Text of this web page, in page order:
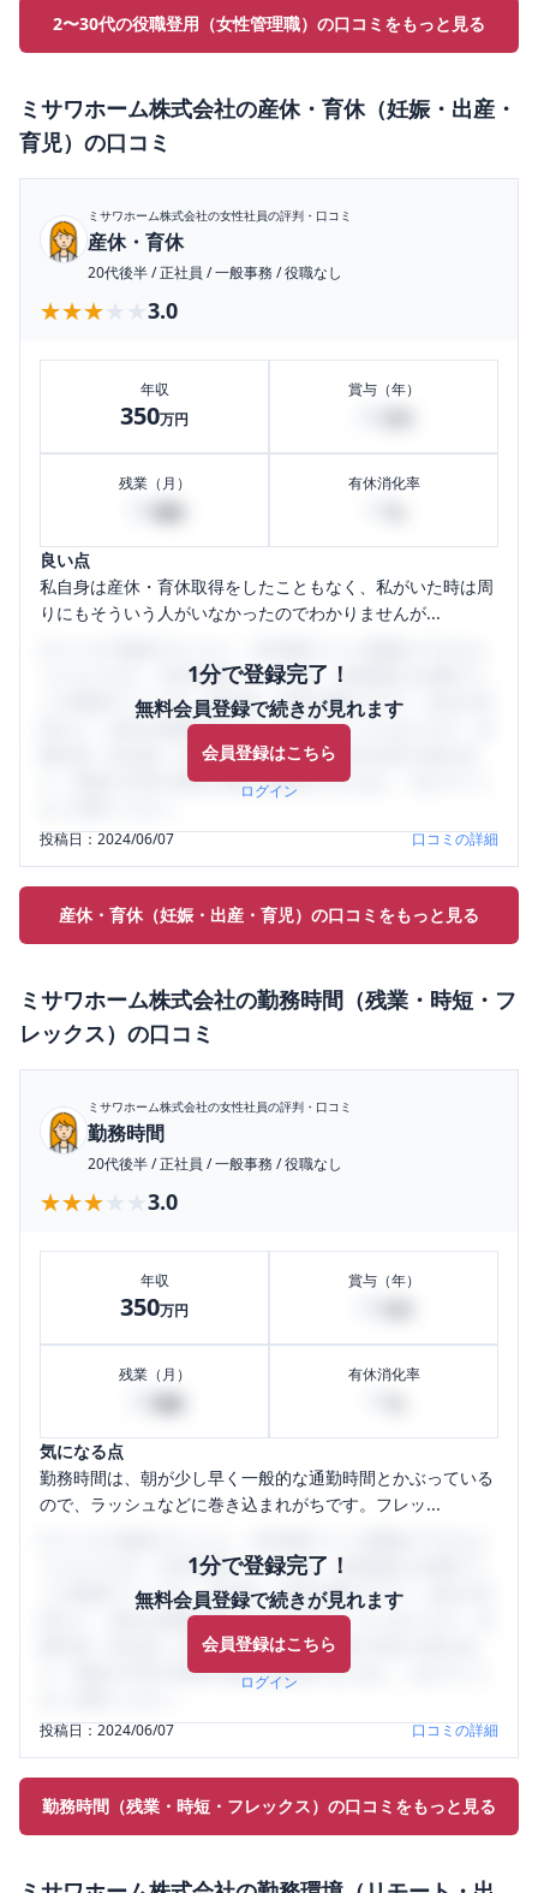
2〜30代の役職登用（女性管理職）の口コミをもっと見る
ミサワホーム株式会社の産休・育休（妊娠・出産・
育児） の口コミ
ミサワホーム株式会社の女性社員の評判・口コミ
産休・育休
20代後半/正社員 /一般事務 /役職なし
★★★★★
★★★★★ 3.0
年収
350万円
賞与（年）
残業（月） 有休消化率
良い点
私自身は産休・育休取得をしたこともなく、私がいた時は周
りにもそういう人がいなかったのでわかりませんが...
1分で登録完了！
無料会員登録で続きが見れます
会員登録はこちら
ログイン
うになります。SHEHUB(シーハブ)は、女性限定の企業口コ
ミの投稿サイトです。給与面・女性の働きやすさ・会社の評
判など、女性の転職は気にすべき点がたくさんあります。先
輩社員（元社員）の口コミを通して、本当の会社の姿を知
り、将来の不安や現在の悩みを解消するために、ぜひサイト
投稿日：2024/06/07 口コミの詳細
産休・育休（妊娠・出産・育児）の口コミをもっと見る
ミサワホーム株式会社の勤務時間（残業・時短・フ
レックス） の口コミ
ミサワホーム株式会社の女性社員の評判・口コミ
勤務時間
20代後半/正社員 /一般事務 /役職なし
★★★★★
★★★★★ 3.0
年収
350万円
賞与（年）
残業（月） 有休消化率
気になる点
勤務時間は、朝が少し早く一般的な通勤時間とかぶっている
ので、ラッシュなどに巻き込まれがちです。フレッ...
1分で登録完了！
無料会員登録で続きが見れます
会員登録はこちら
ログイン
うになります。SHEHUB(シーハブ)は、女性限定の企業口コ
ミの投稿サイトです。給与面・女性の働きやすさ・会社の評
判など、女性の転職は気にすべき点がたくさんあります。先
輩社員（元社員）の口コミを通して、本当の会社の姿を知
り、将来の不安や現在の悩みを解消するために、ぜひサイト
投稿日：2024/06/07 口コミの詳細
勤務時間（残業・時短・フレックス）の口コミをもっと見る